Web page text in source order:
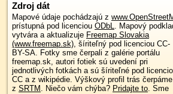
Zdroj dát
Mapové údaje pochádzajú z
prístupná pod licenciou ODbL. Mapový
vytvára a aktualizuje Freemap Slovakia
(www.freemap.sk), šíriteľný pod licenciou CC-
BY-SA. Fotky sme čerpali z galérie portálu
freemap.sk, autori fotiek sú uvedení pri
jednotlivých fotkách a sú šíriteľné pod
CC a z wikipédie. Výškový profil trás čerpáme
z SRTM . Niečo vám chýba? Pridajte to. Sme